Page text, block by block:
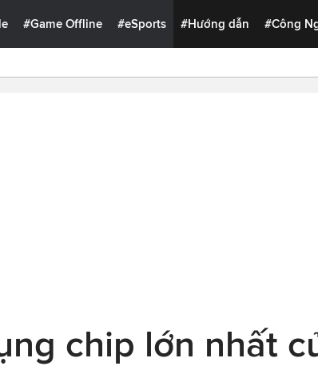
#Game Offline #eSports #Hướng dẫn #Công
chip lớn nhất